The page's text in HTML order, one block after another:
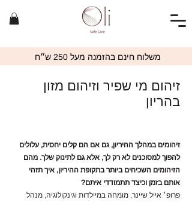
משלוח חינם בהזמנה מעל 250 ש״ח
זיהום מי שפיר וזיהום מזון
בהריון
זיהומים במהלך ההיריון, גם אם הם קלים יחסית, עלולים
להפוך למסוכנים לא רק לך, אלא גם לתינוק שלך. מהם
הזיהומים השכיחים ביותר בתקופת ההיריון, איך תזהי
אותם בזמן וכיצד תתמודדי איתם?
פרופ׳ אייל שיינר, מומחה במיילדות וגינקולוגיה, מנהל